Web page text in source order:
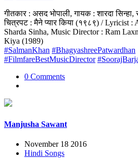
गीतकार : असद भोपाली, गायक : शारदा सिन्हा,
चित्रपट : मैने प्यार किया (१९८९) / Lyricist :
Sharda Sinha, Music Director : Ram
Kiya (1989)
#SalmanKhan #BhagyashreePatwardhan
#FilmfareBestMusicDirector
0 Comments
Manjusha Sawant
November 18 2016
Hindi Songs